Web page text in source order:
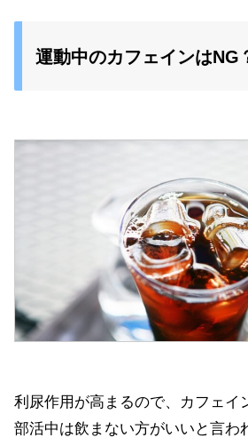
運動中のカフェインはNG
利尿作用が高まるので、カフェイ
部活中は飲まない方がいいと言わ